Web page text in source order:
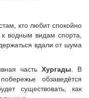
кто любит спокойно
водным видам спорта,
вдали от шума
частьХургады. В
обзаведётся
существовать, как